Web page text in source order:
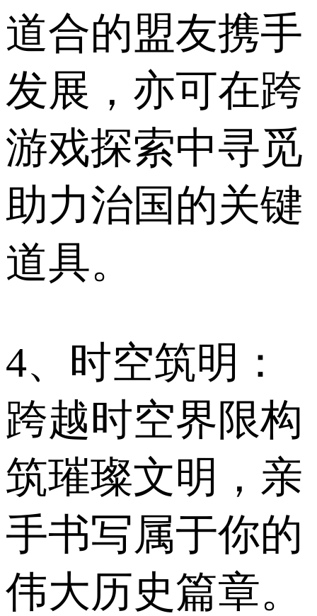
道合的盟友携手
发展，亦可在跨
游戏探索中寻觅
助力治国的关键
道具。
4、时空筑明：
跨越时空界限构
筑璀璨文明，亲
手书写属于你的
伟大历史篇章。